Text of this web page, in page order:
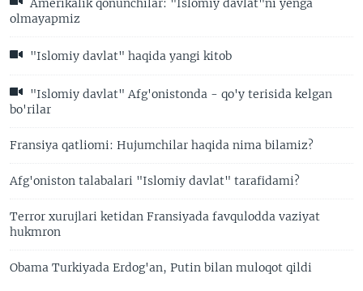
Amerikalik qonunchilar: "Islomiy davlat"ni yenga
olmayapmiz
"Islomiy davlat" haqida yangi kitob
"Islomiy davlat" Afg'onistonda - qo'y terisida kelgan
bo'rilar
Fransiya qatliomi: Hujumchilar haqida nima bilamiz?
Afg'oniston talabalari "Islomiy davlat" tarafidami?
Terror xurujlari ketidan Fransiyada favqulodda vaziyat
hukmron
Obama Turkiyada Erdog'an, Putin bilan muloqot qildi